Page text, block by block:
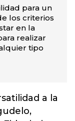
para un
los criterios
en la
realizar
tipo
a la